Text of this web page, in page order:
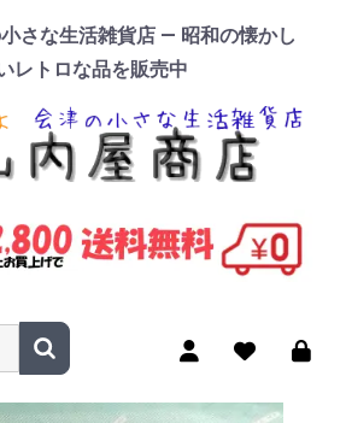
さな生活雑貨店 — 昭和の懐かし
レトロな品を販売中
入力